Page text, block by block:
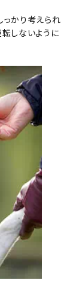
っかり考えられ
転しないように